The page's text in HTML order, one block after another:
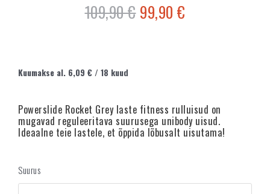
109,90€ 99,90 €
Kuumakse al. 6,09 € / 18 kuud
Powerslide Rocket Grey laste fitness rulluisud on
mugavad reguleeritava suurusega unibody uisud.
Ideaalne teie lastele, et õppida lõbusalt uisutama!
Suurus